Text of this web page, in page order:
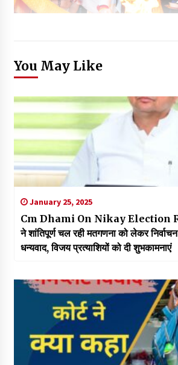
You May Like
January 25, 2025
Cm Dhami On Nikay Election
ने शांतिपूर्ण चल रही मतगणना को लेकर
धन्यवाद, विजय प्रत्याशियों को दी शुभकामनाएं